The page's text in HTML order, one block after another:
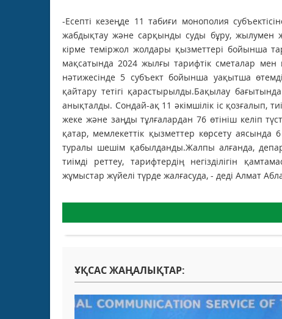
-Есепті кезеңде 11 табиғи монополия
жабдықтау және сарқынды суды бұру, жылумен
кірме теміржол жолдары қызметтері бойынша
мақсатында 2024 жылғы тарифтік сметалар мен
нәтижесінде 5 субъект бойынша уақытша
қайтару тетігі қарастырылды.Бақылау
анықталды. Сондай-ақ 11 әкімшілік іс қозғалып,
жеке және заңды тұлғалардан 76 өтініш келіп
қатар, мемлекеттік қызметтер көрсету
туралы шешім қабылданды.Жалпы алғанда,
тиімді реттеу, тарифтердің негізділігін
жұмыстар жүйелі түрде жалғасуда, - деді Алмат
ҰҚСАС ЖАҢАЛЫҚТАР: